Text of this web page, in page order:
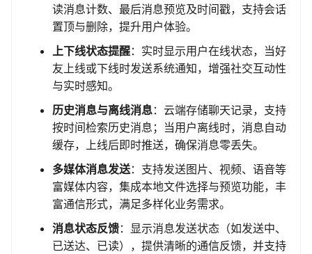
读消息计数、最后消息预览及时间戳，支持会话
置顶与删除，提升用户体验。
上下线状态提醒：实时显示用户在线状态，当好
友上线或下线时发送系统通知，增强社交互动性
与实时感知。
历史消息与离线消息：云端存储聊天记录，支持
按时间检索历史消息；当用户离线时，消息自动
缓存，上线后即时推送，确保消息零丢失。
多媒体消息发送：支持发送图片、视频、语音等
富媒体内容，集成本地文件选择与预览功能，丰
富通信形式，满足多样化业务需求。
消息状态反馈：显示消息发送状态（如发送中、
已送达、已读），提供清晰的通信反馈，并支持